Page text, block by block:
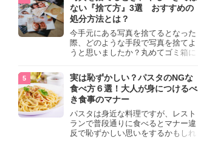
ない『捨て方』3選 おすすめの
処分方法とは？
今手元にある写真を捨てるとなった
際、どのような手段で写真を捨てよ
うと思いましたか？丸めてゴミ箱に
真は個人情報が詰まっているので、
ただ丸めただけの状態で捨ててしま
うのは危険です。写真にすべきでは
ない捨て方をまとめているので、ぜ
ひチェックしておきましょう。
実は恥ずかしい？パスタのNGな
食べ方６選！大人が身につけるべ
き食事のマナー
パスタは身近な料理ですが、レスト
ランで普段通りに食べるとマナー違
反で恥ずかしい思いをするかもしれ